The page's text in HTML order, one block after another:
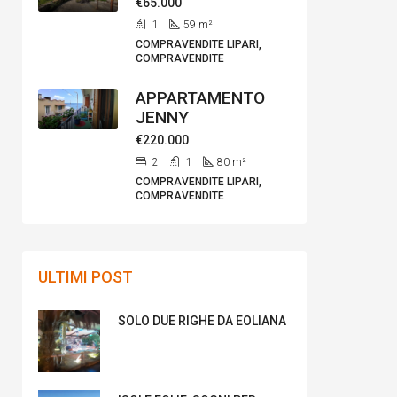
€65.000
1 59 m²
COMPRAVENDITE LIPARI,
COMPRAVENDITE
APPARTAMENTO
JENNY
€220.000
2 1 80 m²
COMPRAVENDITE LIPARI,
COMPRAVENDITE
ULTIMI POST
SOLO DUE RIGHE DA EOLIANA